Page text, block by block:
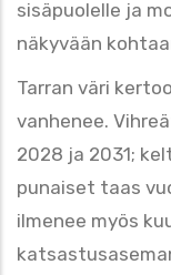
sisäpuolelle ja
näkyvään
Tarran väri
vanhenee.
2028 ja 2031;
punaiset taas
ilmenee myös